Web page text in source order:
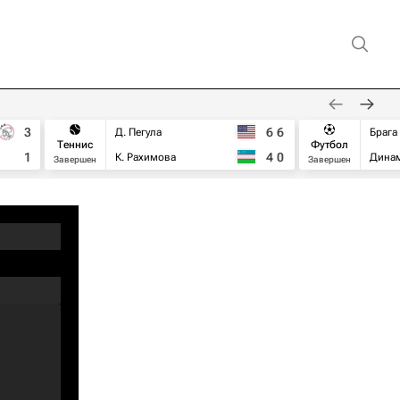
3
1
Теннис
Завершен
Д. Пегула
К. Рахимова
6 6
4 0
Футбол
Завершен
Брага